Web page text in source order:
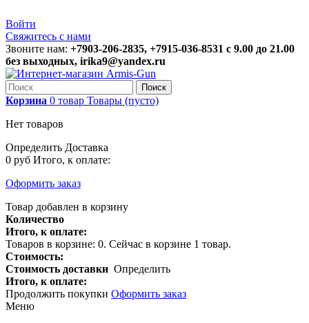
Войти
Свяжитесь с нами
Звоните нам: +7903-206-2835, +7915-036-8531 с 9.00 до 21.00
без выходных, irika9@yandex.ru
Поиск
Корзина 0 товар Товары (пусто)
Нет товаров
Определить Доставка
0 руб Итого, к оплате:
Оформить заказ
Товар добавлен в корзину
Количество
Итого, к оплате:
Товаров в корзине: 0. Сейчас в корзине 1 товар.
Стоимость:
Стоимость доставки Определить
Итого, к оплате:
Продолжить покупки Оформить заказ
Меню